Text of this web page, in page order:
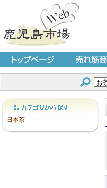
トップページ 売れ筋商品
カテゴリから探す
日本茶